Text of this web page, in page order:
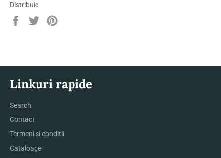
Distribuie
DistribuieTrimite
Tweet
Linkuri rapide
Search
Contact
Termeni si conditii
Cataloage